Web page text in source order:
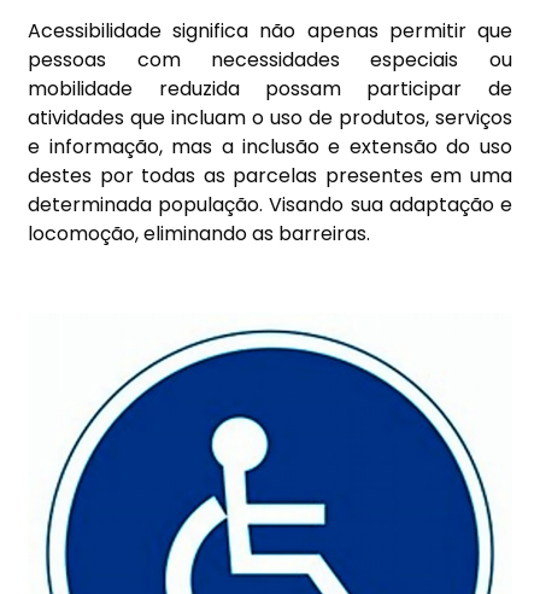
Acessibilidade significa não apenas permitir que
pessoas com necessidades especiais ou
mobilidade reduzida possam participar de
atividades que incluam o uso de produtos, serviços
e informação, mas a inclusão e extensão do uso
destes por todas as parcelas presentes em uma
determinada população. Visando sua adaptação e
locomoção, eliminando as barreiras.